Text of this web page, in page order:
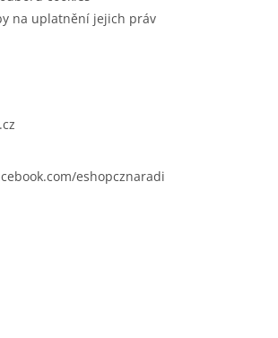
na uplatnění jejich práv
eshopcznaradi